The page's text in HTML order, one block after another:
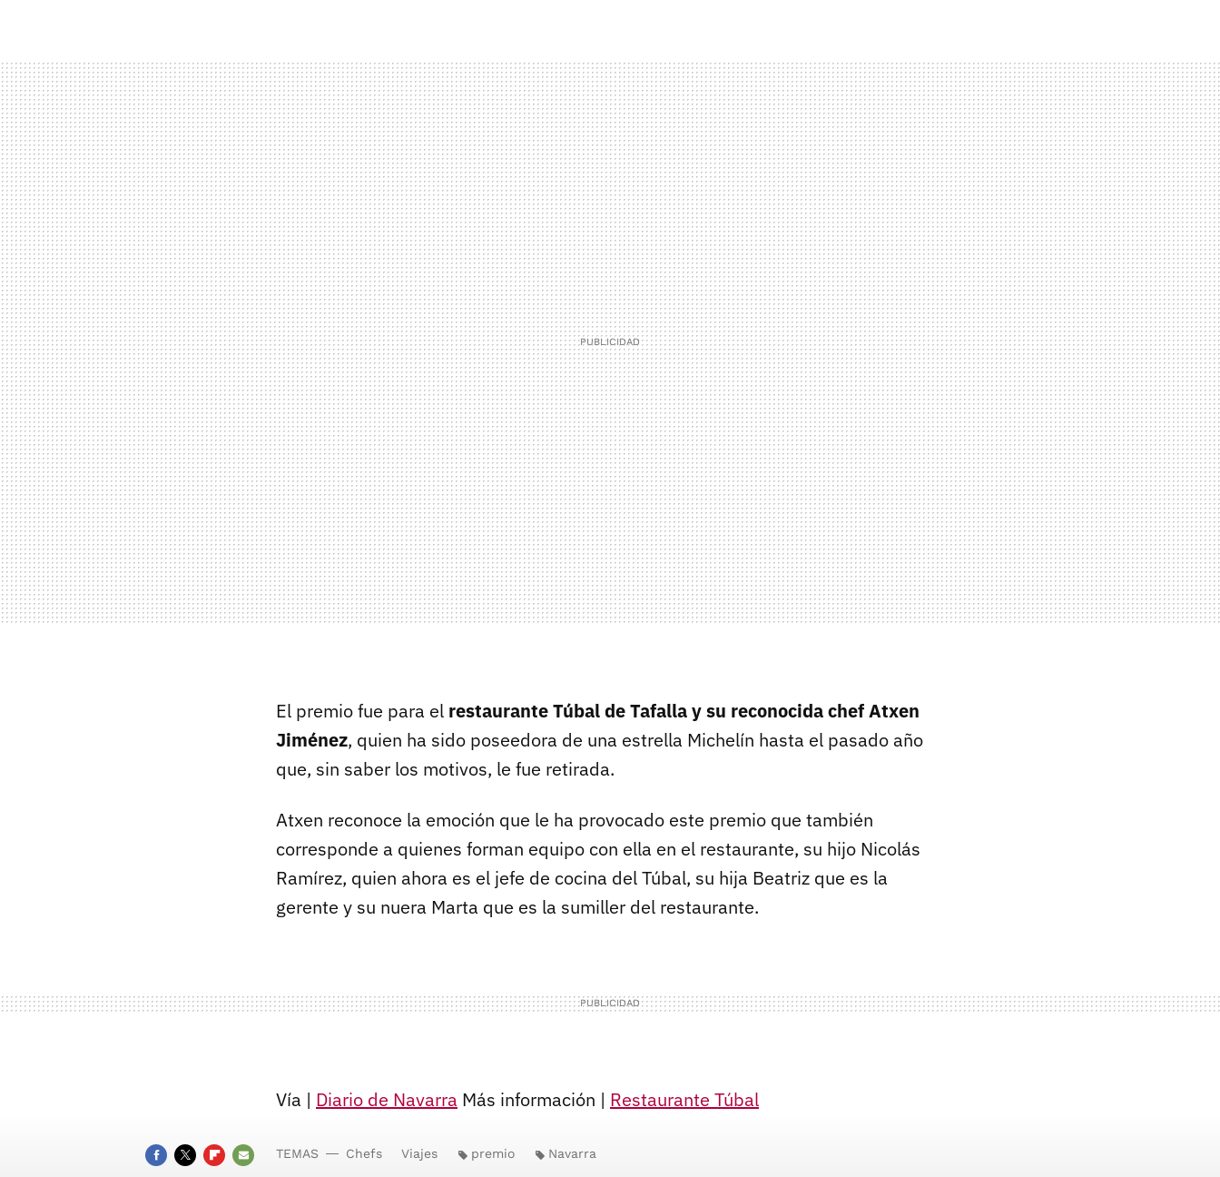
El premio fue para el restaurante Túbal de Tafalla y su reconocida chef Atxen
Jiménez, quien ha sido poseedora de una estrella Michelín hasta el pasado año
que, sin saber los motivos, le fue retirada.
Atxen reconoce la emoción que le ha provocado este premio que también
corresponde a quienes forman equipo con ella en el restaurante, su hijo Nicolás
Ramírez, quien ahora es el jefe de cocina del Túbal, su hija Beatriz que es la
gerente y su nuera Marta que es la sumiller del restaurante.
Vía | Diario de Navarra Más información | Restaurante Túbal
TEMAS Chefs Viajes premio Navarra